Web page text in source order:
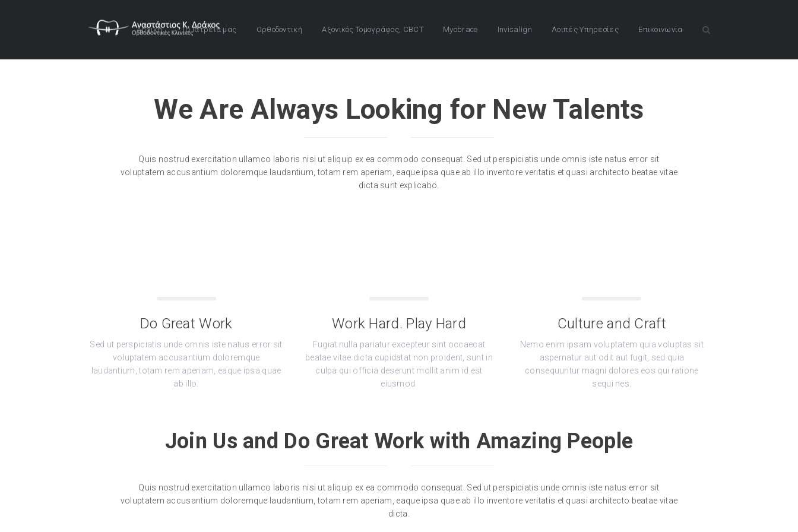
Αρχική Τα Ιατρεία μας Ορθοδοντική Αξονικός Τομογράφος, CBCT Myobrace Invisalign Λοιπές Υπηρεσίες Επικοινωνία
We Are Always Looking for New Talents
Quis nostrud exercitation ullamco laboris nisi ut aliquip ex ea commodo consequat. Sed ut perspiciatis unde omnis iste natus error sit
voluptatem accusantium doloremque laudantium, totam rem aperiam, eaque ipsa quae ab illo inventore veritatis et quasi architecto beatae vitae
dicta sunt explicabo.
Do Great Work
Sed ut perspiciatis unde omnis iste natus error sit
voluptatem accusantium doloremque
laudantium, totam rem aperiam, eaque ipsa quae
ab illo.
Work Hard. Play Hard
Fugiat nulla pariatur excepteur sint occaecat
beatae vitae dicta cupidatat non proident, sunt in
culpa qui officia deserunt mollit anim id est
eiusmod.
Culture and Craft
Nemo enim ipsam voluptatem quia voluptas sit
aspernatur aut odit aut fugit, sed quia
consequuntur magni dolores eos qui ratione
sequi nes.
Join Us and Do Great Work with Amazing People
Quis nostrud exercitation ullamco laboris nisi ut aliquip ex ea commodo consequat. Sed ut perspiciatis unde omnis iste natus error sit
voluptatem accusantium doloremque laudantium, totam rem aperiam, eaque ipsa quae ab illo inventore veritatis et quasi architecto beatae vitae
dicta.